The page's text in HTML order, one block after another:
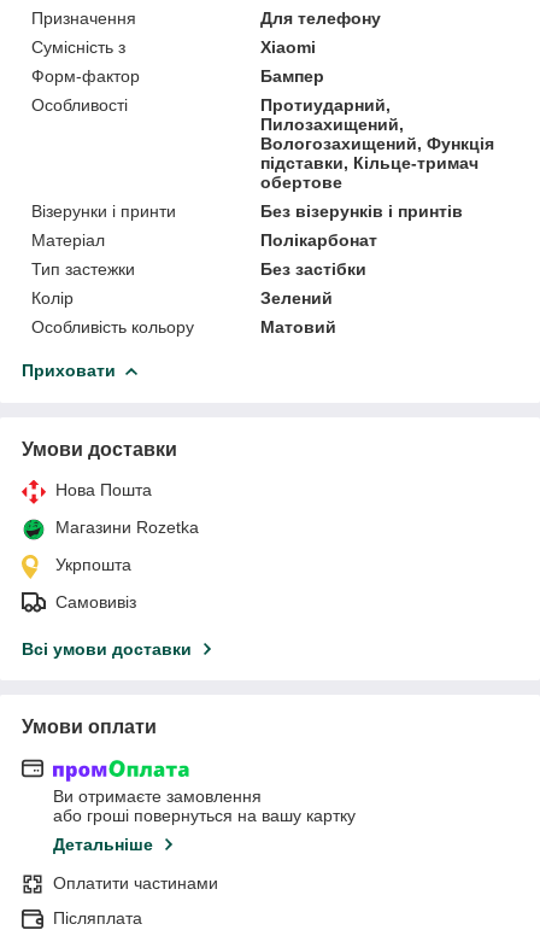
Призначення
Для телефону
Сумісність з
Xiaomi
Форм-фактор
Бампер
Особливості
Протиударний,
Пилозахищений,
Вологозахищений, Функція
підставки, Кільце-тримач
обертове
Візерунки і принти
Без візерунків і принтів
Матеріал
Полікарбонат
Тип застежки
Без застібки
Колір
Зелений
Особливість кольору
Матовий
Приховати
Умови доставки
Нова Пошта
Магазини Rozetka
Укрпошта
Самовивіз
Всі умови доставки
Умови оплати
Ви отримаєте замовлення
або гроші повернуться на вашу картку
Детальніше
Оплатити частинами
Післяплата